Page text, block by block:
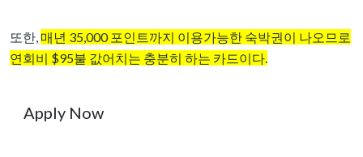
또한, 매년 35,000 포인트까지 이용가능한 숙박권이 나오므로
연회비 $95불 값어치는 충분히 하는 카드이다.
Apply Now